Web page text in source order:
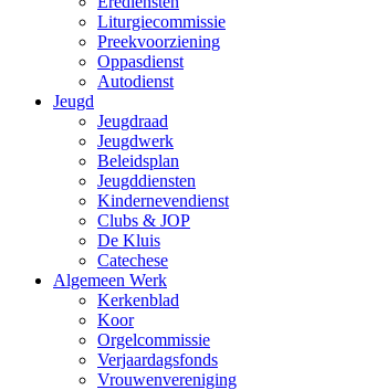
Liturgiecommissie
Preekvoorziening
Oppasdienst
Autodienst
Jeugd
Jeugdraad
Jeugdwerk
Beleidsplan
Jeugddiensten
Kindernevendienst
Clubs & JOP
De Kluis
Catechese
Algemeen Werk
Kerkenblad
Koor
Orgelcommissie
Verjaardagsfonds
Vrouwenvereniging